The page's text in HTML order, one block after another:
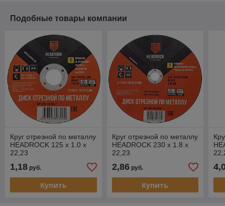
Подобные товары компании
Круг отрезной по металлу
HEADROCK 125 х 1.0 х
22,23
1,18 руб.
Купить
Круг отрезной по металлу
HEADROCK 230 х 1.8 х
22,23
2,86руб.
Купить